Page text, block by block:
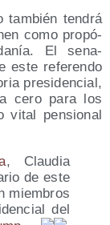
tam­bién ten­drá
como pro­pó­
El sena­
este refe­ren­do
pre­si­den­cial,
cero para los
vital pen­sio­nal
, Clau­dia
de este
miem­bros
del